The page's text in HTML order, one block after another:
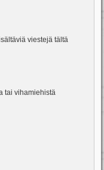
viestejä tältä
tai vihamiehistä